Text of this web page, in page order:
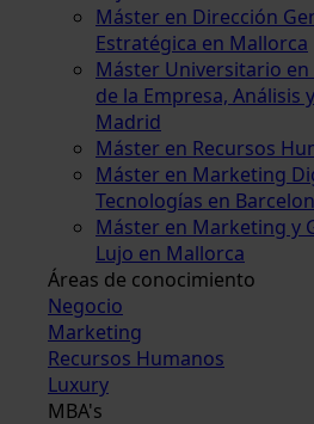
Máster en Dirección
Estratégica en Mallorca
Máster Universitario
de la Empresa, Análisis
Madrid
Máster en Recursos
Máster en Marketing
Tecnologías en
Máster en Marketing y
Lujo en Mallorca
Áreas de conocimiento
Negocio
Marketing
Recursos Humanos
Luxury
MBA's